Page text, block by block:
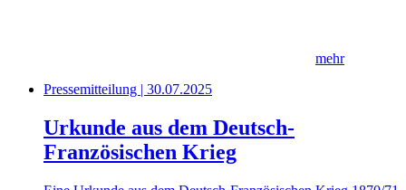
mehr
Pressemitteilung | 30.07.2025
Urkunde aus dem Deutsch-
Französischen Krieg